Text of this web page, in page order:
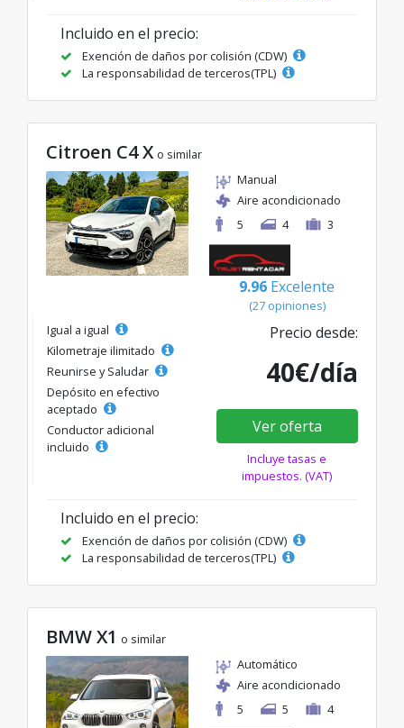
Incluido en el precio:
Exención de daños por colisión (CDW)
La responsabilidad de terceros(TPL)
Citroen C4 X o similar
Manual
Aire acondicionado
5
4 3
9.96 Excelente
(27 opiniones)
Igual a igual
Kilometraje ilimitado
Reunirse y Saludar
Depósito en efectivo
aceptado
Conductor adicional
incluido
Precio desde:
40€/día
Ver oferta
Incluye tasas e
impuestos. (VAT)
Incluido en el precio:
Exención de daños por colisión (CDW)
La responsabilidad de terceros(TPL)
BMW X1 o similar
Automático
Aire acondicionado
5
5 4